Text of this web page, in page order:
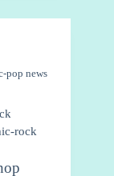
pop news
rock